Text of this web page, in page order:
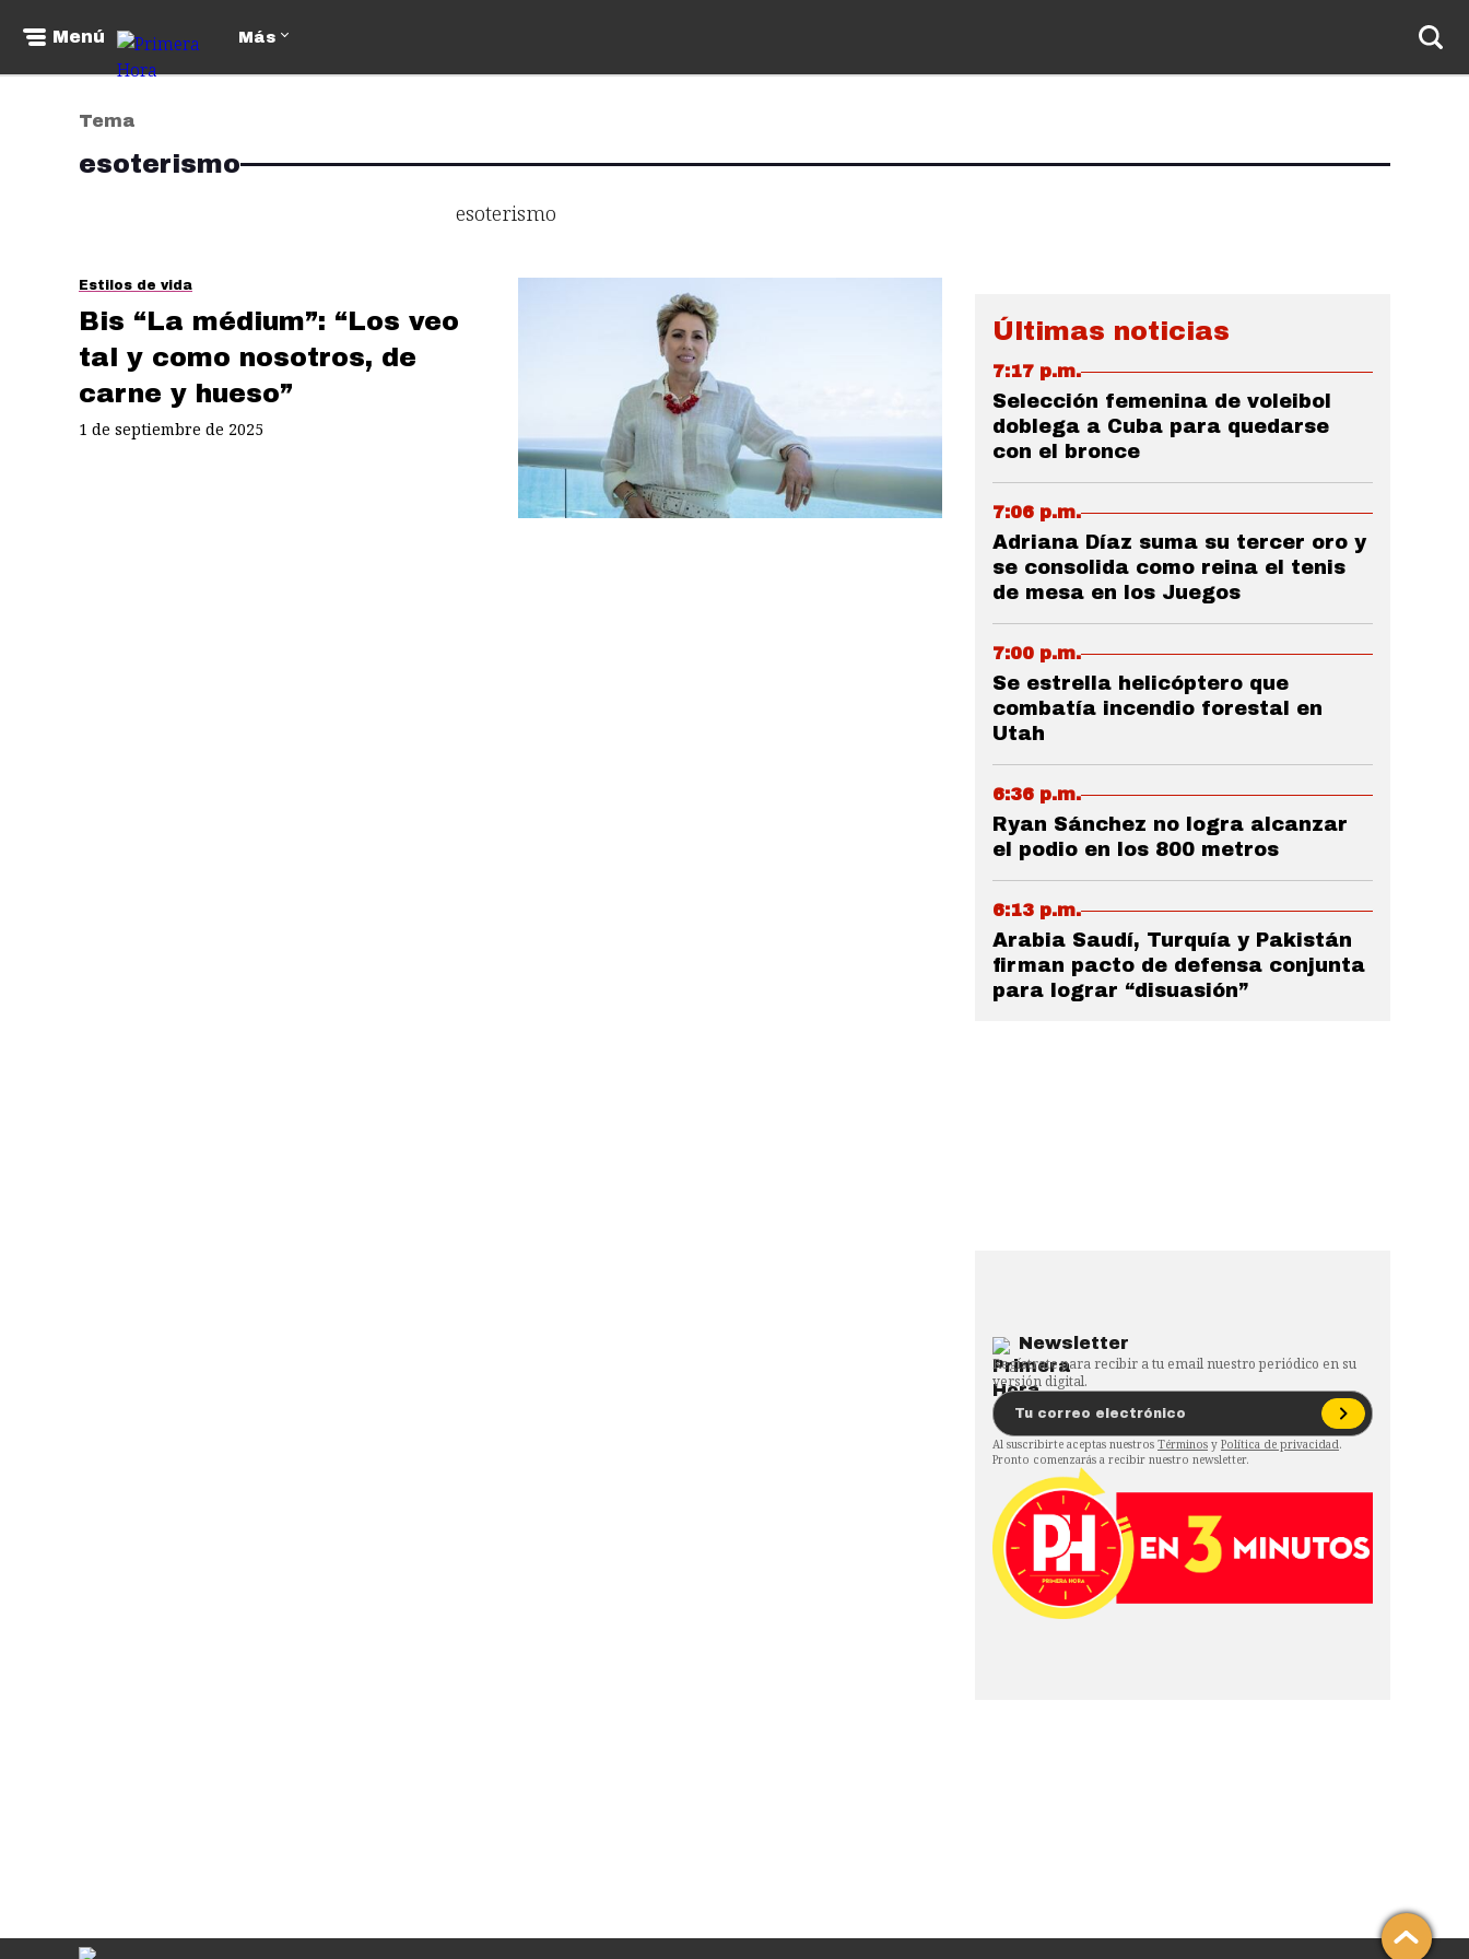
Menú Más
Tema
esoterismo
esoterismo
Estilos de vida
Bis “La médium”: “Los veo
tal y como nosotros, de
carne y hueso”
1 de septiembre de 2025
Últimas noticias
7:17 p.m.
Selección femenina de voleibol
doblega a Cuba para quedarse
con el bronce
7:06 p.m.
Adriana Díaz suma su tercer oro y
se consolida como reina el tenis
de mesa en los Juegos
7:00 p.m.
Se estrella helicóptero que
combatía incendio forestal en
Utah
6:36 p.m.
Ryan Sánchez no logra alcanzar
el podio en los 800 metros
6:13 p.m.
Arabia Saudí, Turquía y Pakistán
firman pacto de defensa conjunta
para lograr “disuasión”
Newsletter
Regístrate para recibir a tu email nuestro periódico en su
versión digital.
Al suscribirte aceptas nuestros Términos y Política de privacidad.
Pronto comenzarás a recibir nuestro newsletter.